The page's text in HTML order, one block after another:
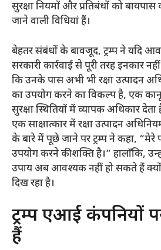
सुरक्षा नियमों और प्रतिबंधों को
जाने वाली विधियां हैं।
बेहतर संबंधों के बावजूद, ट्रम्प ने यदि
सरकारी कार्रवाई से पूरी तरह इनकार
कि उनके पास अभी भी रक्षा उत्पादन
का उपयोग करने का विकल्प है, एक कानून
सुरक्षा स्थितियों में व्यापक अधिकार
एक साक्षात्कार में रक्षा उत्पादन
के बारे में पूछे जाने पर ट्रम्प ने कहा, “मेरे
उपयोग करने की शक्ति है।” हालाँकि,
उपाय अब आवश्यक नहीं हो सकते हैं
दिख रहा है।
ट्रम्प एआई कंपनियों
हैं